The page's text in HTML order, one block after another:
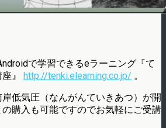
で学習できるeラーニング『て
』 http://tenki.elearning.co.jp/ 。
低気圧（なんがんていきあつ）が開
購入も可能ですのでお気軽にご受講